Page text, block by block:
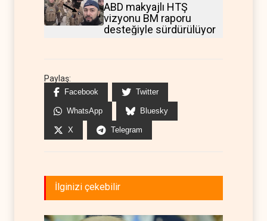
ABD makyajlı HTŞ
vizyonu BM raporu
desteğiyle sürdürülüyor
Paylaş:
Facebook Twitter
WhatsApp Bluesky
X Telegram
İlginizi çekebilir